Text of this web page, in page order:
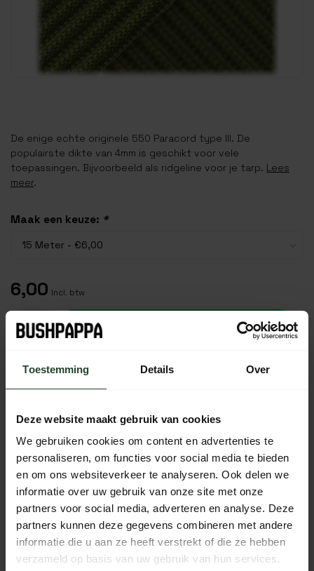
Toestemming Details Over
Deze website maakt gebruik van cookies
We gebruiken cookies om content en advertenties te
personaliseren, om functies voor social media te bieden
en om ons websiteverkeer te analyseren. Ook delen we
informatie over uw gebruik van onze site met onze
partners voor social media, adverteren en analyse. Deze
partners kunnen deze gegevens combineren met andere
informatie die u aan ze heeft verstrekt of die ze hebben
verzameld op basis van uw gebruik van hun services.
De enige echte originele 550 Paracord type III. De
populairste dikte van 4mm is geschikt voor vele
toepassingen. Bijvoorbeeld als ridgeline voor je tarp. Lees
meer.
Maak een keuze: *
6,00 Incl. btw
Toevoegen aan winkelwagen
14 dagen bedenktijd met no-nonsens retourbeleid
Ma t/m Vr voor 17:00 besteld, dezelfde dag verzonden
Iedere dag bereikbaar van 10:00 tot 20:00 via de chat,
telefoon of email